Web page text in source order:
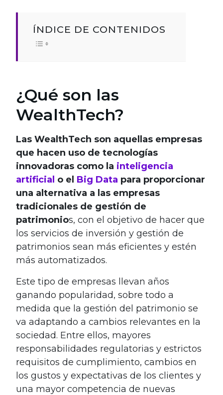
ÍNDICE DE CONTENIDOS
¿Qué son las
WealthTech?
Las WealthTech son aquellas empresas
que hacen uso de tecnologías
innovadoras como la inteligencia
artificial o el Big Data para proporcionar
una alternativa a las empresas
tradicionales de gestión de
patrimonios, con el objetivo de hacer que
los servicios de inversión y gestión de
patrimonios sean más eficientes y estén
más automatizados.
Este tipo de empresas llevan años
ganando popularidad, sobre todo a
medida que la gestión del patrimonio se
va adaptando a cambios relevantes en la
sociedad. Entre ellos, mayores
responsabilidades regulatorias y estrictos
requisitos de cumplimiento, cambios en
los gustos y expectativas de los clientes y
una mayor competencia de nuevas